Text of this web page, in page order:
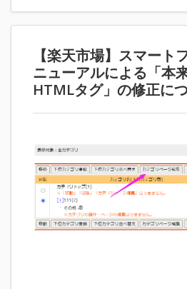
【楽天市場】スマート
ニューアルによる「本
HTMLタグ」の修正に